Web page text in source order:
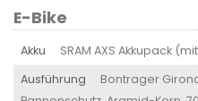
E-Bike
Akku
SRAM AXS Akkupack
Ausführung
Bontrager